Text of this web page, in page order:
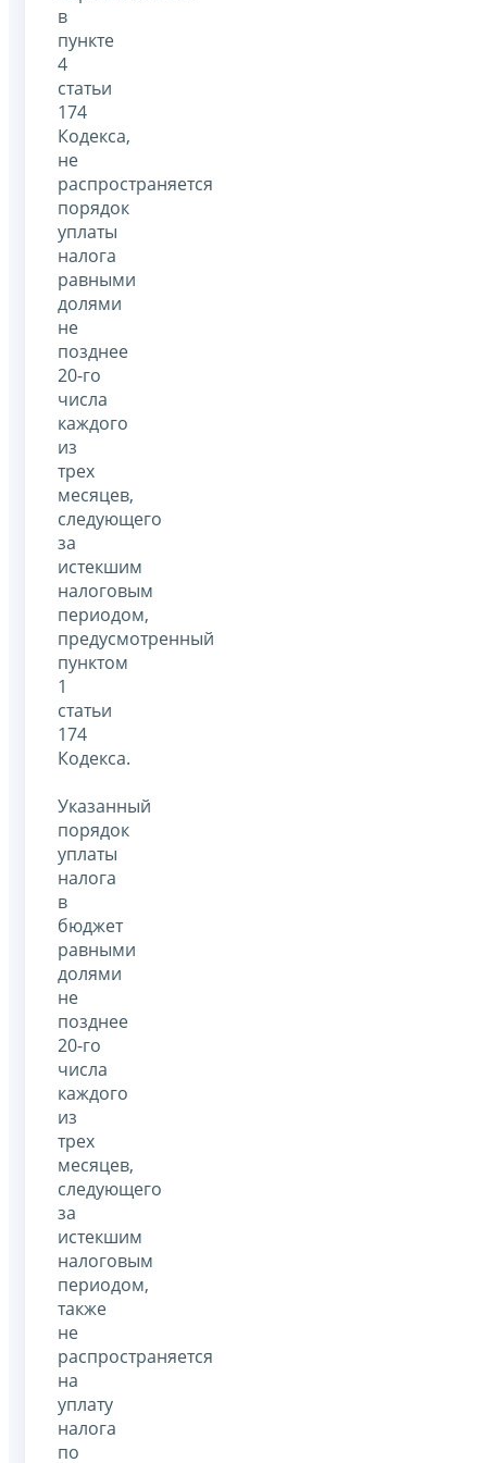
в
пункте
4
статьи
174
Кодекса,
не
распространяется
порядок
уплаты
налога
равными
долями
не
позднее
20-го
числа
каждого
из
трех
месяцев,
следующего
за
истекшим
налоговым
периодом,
предусмотренный
пунктом
1
статьи
174
Кодекса.
Указанный
порядок
уплаты
налога
в
бюджет
равными
долями
не
позднее
20-го
числа
каждого
из
трех
месяцев,
следующего
за
истекшим
налоговым
периодом,
также
не
распространяется
на
уплату
налога
по